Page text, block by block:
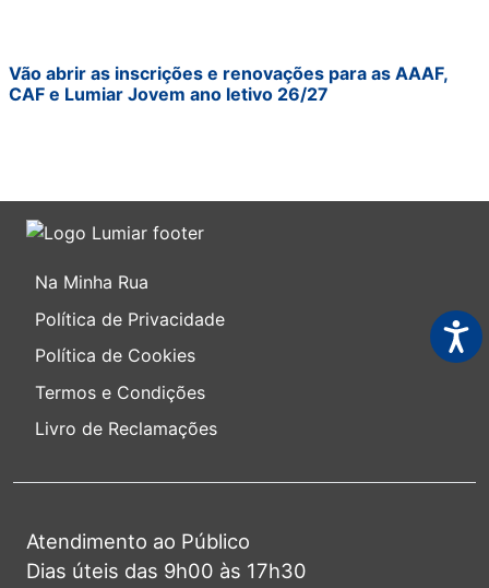
Vão abrir as inscrições e renovações para as AAAF,
CAF e Lumiar Jovem ano letivo 26/27
Na Minha Rua
Política de Privacidade
Política de Cookies
Termos e Condições
Livro de Reclamações
Atendimento ao Público
Dias úteis das 9h00 às 17h30